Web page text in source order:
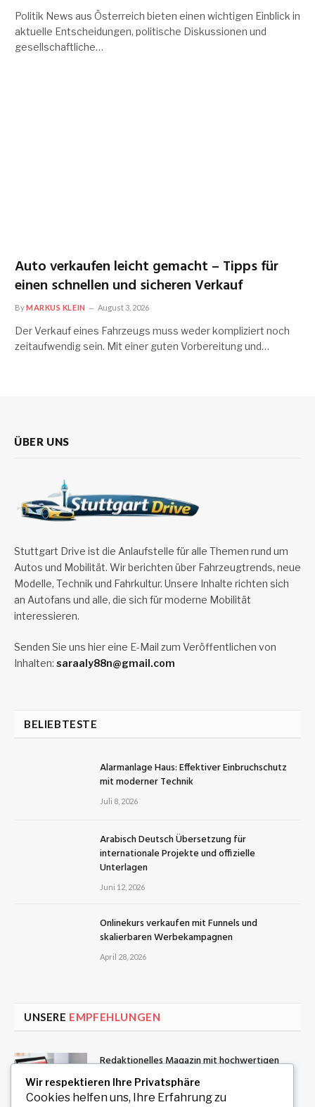
Politik News aus Österreich bieten einen wichtigen Einblick in
aktuelle Entscheidungen, politische Diskussionen und
gesellschaftliche…
Auto verkaufen leicht gemacht – Tipps für
einen schnellen und sicheren Verkauf
ByMARKUS KLEIN August 3, 2026
Der Verkauf eines Fahrzeugs muss weder kompliziert noch
zeitaufwendig sein. Mit einer guten Vorbereitung und…
ÜBER UNS
Stuttgart Drive ist die Anlaufstelle für alle Themen rund um
Autos und Mobilität. Wir berichten über Fahrzeugtrends, neue
Modelle, Technik und Fahrkultur. Unsere Inhalte richten sich
an Autofans und alle, die sich für moderne Mobilität
interessieren.
Senden Sie uns hier eine E-Mail zum Veröffentlichen von
Inhalten: saraaly88n@gmail.com
BELIEBTESTE
Alarmanlage Haus: Effektiver Einbruchschutz
mit moderner Technik
Juli 8, 2026
Arabisch Deutsch Übersetzung für
internationale Projekte und offizielle
Unterlagen
Juni 12, 2026
Onlinekurs verkaufen mit Funnels und
skalierbaren Werbekampagnen
April 28, 2026
UNSERE EMPFEHLUNGEN
Redaktionelles Magazin mit hochwertigen
Artikeln zu Politik, Wirtschaft, Technologie,
Kultur und Gesellschaft
Wir respektieren Ihre Privatsphäre
Cookies helfen uns, Ihre Erfahrung zu